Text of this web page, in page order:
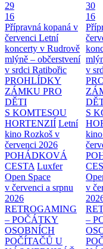
29
16
Přípravná kopaná v
červenci Letní
koncerty v Rudrově
mlýně – občerstvení
v srdci Ratibořic
PROHLÍDKY
ZÁMKU PRO
DĚTI
S KOMTESOU
HORTENZIÍ Letní
kino Rozkoš v
červenci 2026
POHÁDKOVÁ
CESTA Luxfer
Open Space
v červenci a srpnu
2026
RETROGAMING
– POČÁTKY
OSOBNÍCH
POČÍTAČŮ U
30
16
v
S
v
–